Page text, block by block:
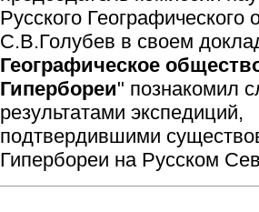
Русского Географического
С.В.Голубев в своем
Географическое
Гипербореи" познакомил
результатами экспедиций,
подтвердившими
Гипербореи на Русском